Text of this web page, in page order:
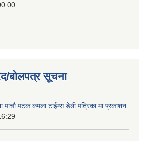
बोलपत्र सूचना
पाचौ पटक कमला टाईम्स डेली पत्रिका मा प्रकाशन